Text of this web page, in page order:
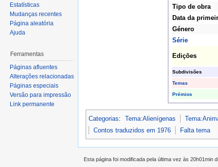
Tipo de obra
Data da
Género
Série
Edições
Subdivisões
Temas
Prémios
Categorias: Tema:Alienígenas
Contos traduzidos em 1976
Falta tema
Estatísticas
Mudanças recentes
Página aleatória
Ajuda
Ferramentas
Páginas afluentes
Alterações relacionadas
Páginas especiais
Versão para impressão
Link permanente
Esta página foi modificada pela última vez às 20h01min